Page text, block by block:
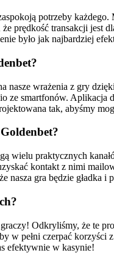
potrzeby
prędkość transakcji
było jak najbardziej
nasze wrażenia z gry
ze smartfonów.
tak, abyśmy
wielu praktycznych
kontakt z nimi
nasza gra będzie gładka
Odkryliśmy, że te
w pełni czerpać
efektywnie w kasynie!